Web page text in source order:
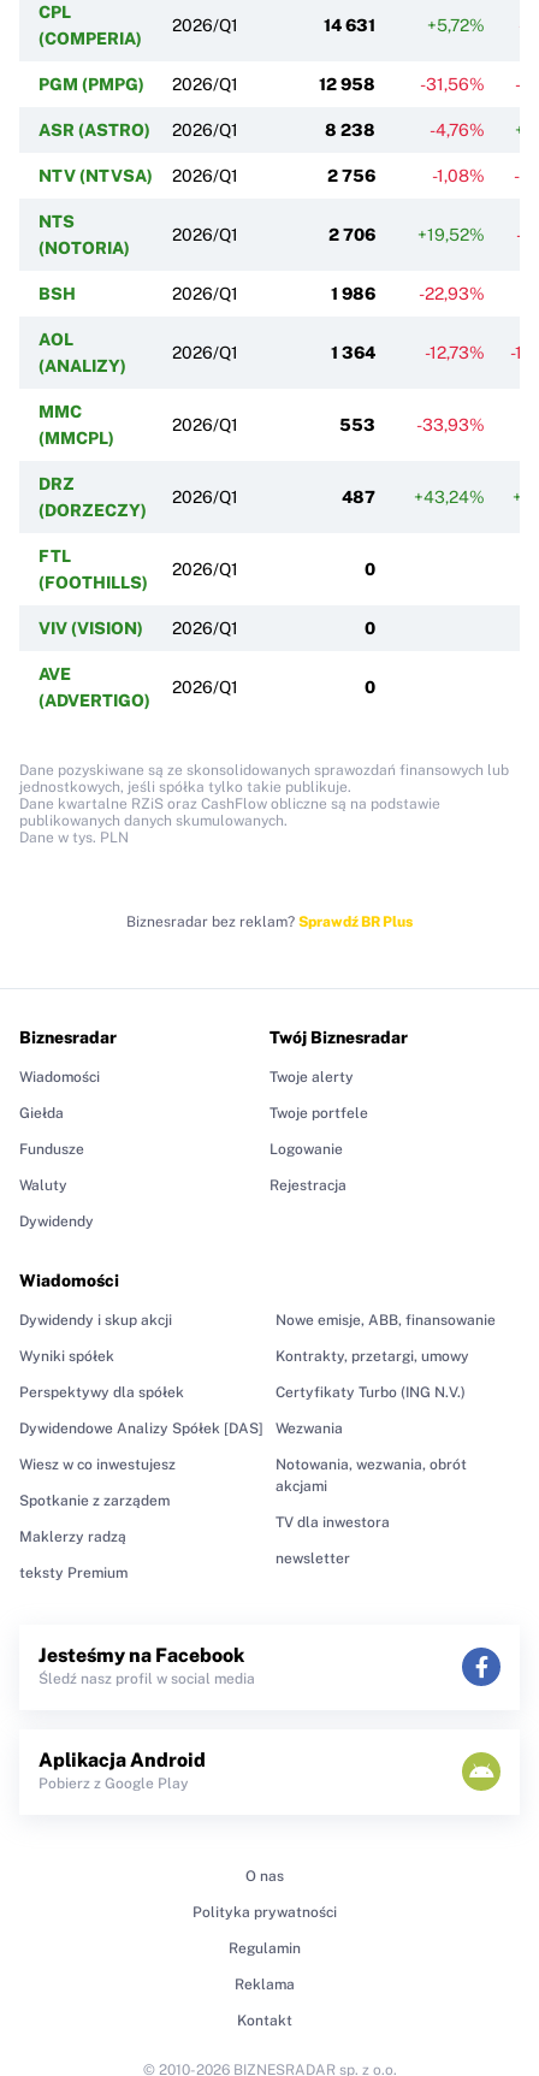
CPL
(COMPERIA)
2026/Q1 14 631 +5,72% -
PGM (PMPG) 2026/Q1 12 958 -31,56% -
ASR (ASTRO) 2026/Q1 8 238 -4,76%
NTV (NTVSA) 2026/Q1 2 756 -1,08% -
NTS
(NOTORIA)
2026/Q1 2 706 +19,52% -
BSH 2026/Q1 1 986 -22,93%
AOL
(ANALIZY)
2026/Q1 1 364 -12,73% -
MMC
(MMCPL)
2026/Q1 553 -33,93%
DRZ
(DORZECZY)
2026/Q1 487 +43,24%
FTL
(FOOTHILLS)
2026/Q1 0
VIV (VISION) 2026/Q1 0
AVE
(ADVERTIGO)
2026/Q1 0
Dane pozyskiwane są ze skonsolidowanych sprawozdań finansowych lub
jednostkowych, jeśli spółka tylko takie publikuje.
Dane kwartalne RZiS oraz CashFlow obliczne są na podstawie
publikowanych danych skumulowanych.
Dane w tys. PLN
Biznesradar bez reklam? Sprawdź BR Plus
Biznesradar
Wiadomości
Giełda
Fundusze
Waluty
Dywidendy
Wiadomości
Dywidendy i skup akcji
Wyniki spółek
Perspektywy dla spółek
Dywidendowe Analizy Spółek [DAS]
Wiesz w co inwestujesz
Spotkanie z zarządem
Maklerzy radzą
teksty Premium
Nowe emisje, ABB, finansowanie
Kontrakty, przetargi, umowy
Certyfikaty Turbo (ING N.V.)
Wezwania
Notowania, wezwania, obrót
akcjami
TV dla inwestora
newsletter
Twój Biznesradar
Twoje alerty
Twoje portfele
Logowanie
Rejestracja
Jesteśmy na Facebook
Śledź nasz profil w social media
Aplikacja Android
Pobierz z Google Play
O nas
Polityka prywatności
Regulamin
Reklama
Kontakt
© 2010-2026 BIZNESRADAR sp. z o.o.